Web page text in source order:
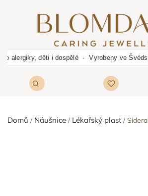
alergiky, děti i dospělé · Vyrobeny ve
Domů Náušnice Lékařský plast